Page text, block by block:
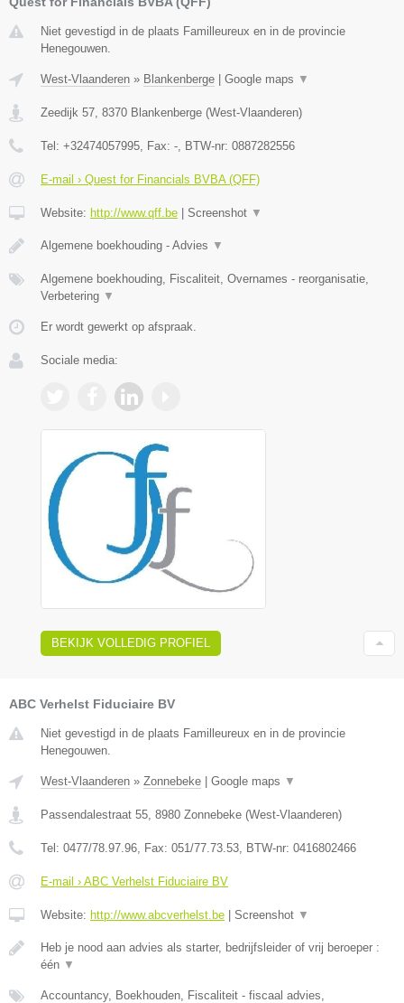
Niet gevestigd in de plaats Familleureux en in de provincie
Henegouwen.
West-Vlaanderen » Blankenberge Google maps ▼
Zeedijk 57, 8370 Blankenberge (West-Vlaanderen)
Tel: +32474057995, Fax: -, BTW-nr: 0887282556
E-mail › Quest for Financials BVBA (QFF)
Website: http://www.qff.be Screenshot ▼
Algemene boekhouding - Advies ▼
Algemene boekhouding, Fiscaliteit, Overnames - reorganisatie,
Verbetering ▼
Er wordt gewerkt op afspraak.
Sociale media:
BEKIJK VOLLEDIG PROFIEL
ABC Verhelst Fiduciaire BV
Niet gevestigd in de plaats Familleureux en in de provincie
Henegouwen.
West-Vlaanderen » Zonnebeke Google maps ▼
Passendalestraat 55 8980 Zonnebeke (West-Vlaanderen)
Tel: 0477/78.97.96 , Fax: 051/77.73.53 , BTW-nr: 0416802466
E-mail › ABC Verhelst Fiduciaire BV
Website: http://www.abcverhelst.be Screenshot ▼
Heb je nood aan advies als starter, bedrijfsleider of vrij beroeper :
één ▼
Accountancy, Boekhouden, Fiscaliteit - fiscaal advies,